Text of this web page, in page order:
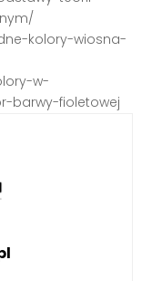
kolory-wiosna-
w-
barwy-fioletowej